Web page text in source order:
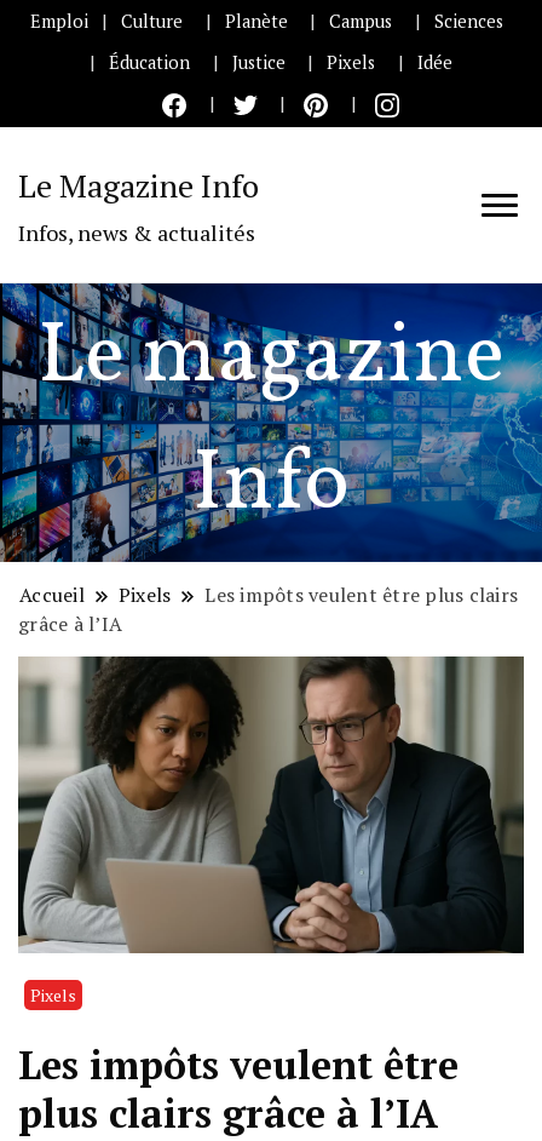
Emploi Culture Planète Campus
Sciences
Éducation
Justice Pixels Idée
Le Magazine Info
Infos, news & actualités
Le magazine
Info
Accueil Pixels
Les impôts veulent être plus clairs
grâce à l’IA
Pixels
Les impôts veulent être
plus clairs grâce à l’IA